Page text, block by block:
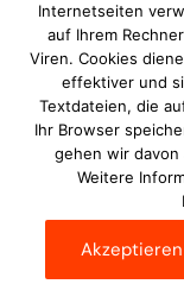
Impressum
Internetseiten
auf Ihrem
Viren. Cookies
effektiver und
Textdateien, die
Ihr Browser
gehen wir davon
Weitere
Akzeptieren